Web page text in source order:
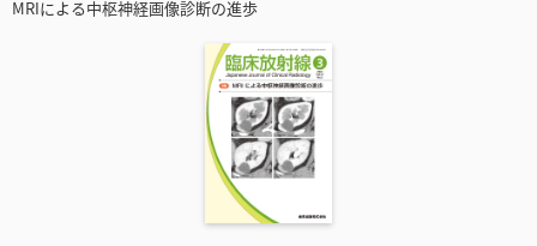
MRIによる中枢神経画像診断の進歩